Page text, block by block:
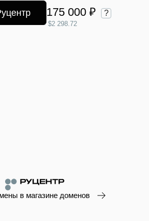
175 000 ₽ ?
$2 298.72
в магазине доменов